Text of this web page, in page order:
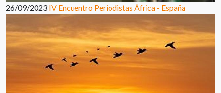
26/09/2023 IV Encuentro Periodistas África - España